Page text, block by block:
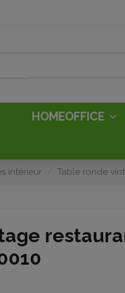
HOMEOFFICE
intérieur Table ronde